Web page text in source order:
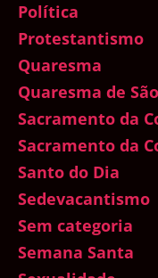
Política
Protestantismo
Quaresma
Quaresma de
Sacramento da
Sacramento da
Santo do Dia
Sedevacantismo
Sem categoria
Semana Santa